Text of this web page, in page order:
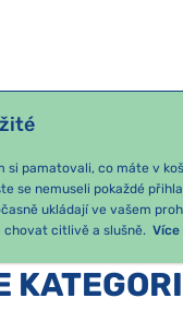
pamatovali, co máte v
se nemuseli pokaždé
ukládají ve vašem
chovat citlivě a slušně.
SEZÓNNÍ BALÍČKY